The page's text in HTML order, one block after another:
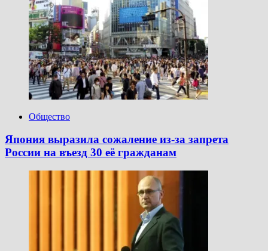
передачу:
«Игра
престолов»
в
РАМТ
и
«Алиса
в
Стране
Чудес»
Общество
Япония выразила сожаление из-за запрета
России на въезд 30 её гражданам